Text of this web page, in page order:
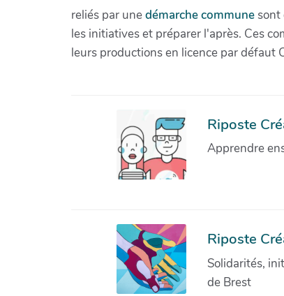
reliés par unedémarche communesont
les initiatives et préparer l'après. Ces
leurs productions en licence par défaut
Riposte
Apprendre
Riposte
Solidarités,
de Brest